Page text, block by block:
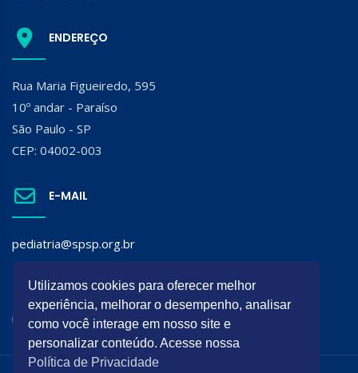
ENDEREÇO
Rua Maria Figueiredo, 595
10º andar - Paraíso
São Paulo - SP
CEP: 04002-003
E-MAIL
pediatria@spsp.org.br
SIGA A SPSP:
Utilizamos cookies para oferecer melhor
experiência, melhorar o desempenho, analisar
como você interage em nosso site e
personalizar conteúdo. Acesse nossa
Política de Privacidade